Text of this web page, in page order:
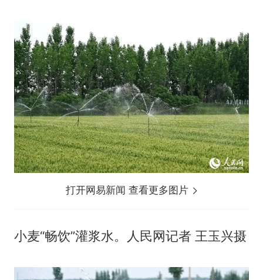
打开网易新闻 查看更多图片
小麦“畅饮”灌浆水。人民网记者 王玉兴摄